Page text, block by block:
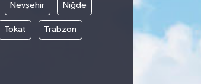
Nevşehir Niğde
Tokat Trabzon